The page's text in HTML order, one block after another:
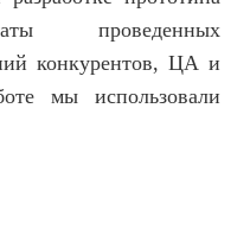
проведенных
конкурентов, ЦА и
мы использовали